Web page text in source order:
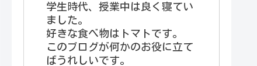
学生時代、授業中は良く寝てい
ました。
好きな食べ物はトマトです。
このブログが何かのお役に立て
ばうれしいです。